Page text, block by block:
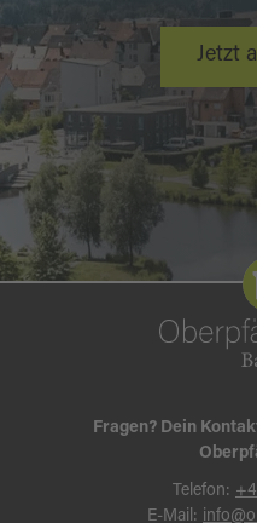
Jetzt
Fragen? Dein
Telefon:
E-Mail: